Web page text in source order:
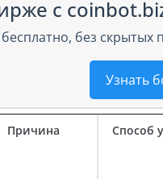
с
без скрытых
Узнать
Причина Способ